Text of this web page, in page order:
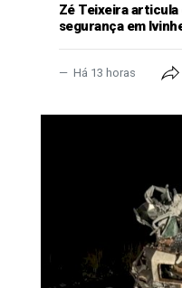
Zé Teixeira articula
segurança em
Há 13 horas